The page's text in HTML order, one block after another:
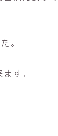
。
す。